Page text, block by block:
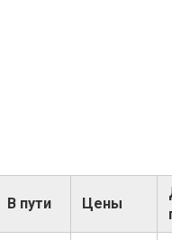
В пути Цены